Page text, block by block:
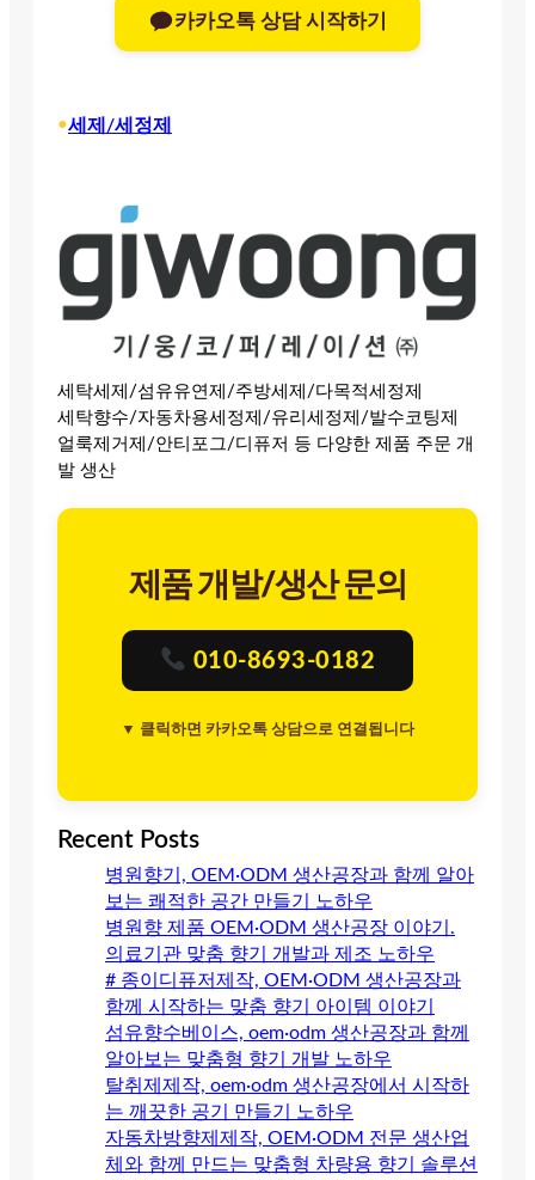
카카오톡 상담 시작하기
•세제/세정제
세탁세제/섬유유연제/주방세제/다목적세정제
세탁향수/자동차용세정제/유리세정제/발수코팅제
얼룩제거제/안티포그/디퓨저 등 다양한 제품 주문 개
발 생산
제품 개발/생산 문의
010-8693-0182
▼ 클릭하면 카카오톡 상담으로 연결됩니다
Recent Posts
병원향기, OEM·ODM 생산공장과 함께 알아
보는 쾌적한 공간 만들기 노하우
병원향 제품 OEM·ODM 생산공장 이야기.
의료기관 맞춤 향기 개발과 제조 노하우
# 종이디퓨저제작, OEM·ODM 생산공장과
함께 시작하는 맞춤 향기 아이템 이야기
섬유향수베이스, oem·odm 생산공장과 함께
알아보는 맞춤형 향기 개발 노하우
탈취제제작, oem·odm 생산공장에서 시작하
는 깨끗한 공기 만들기 노하우
자동차방향제제작, OEM·ODM 전문 생산업
체와 함께 만드는 맞춤형 차량용 향기 솔루션